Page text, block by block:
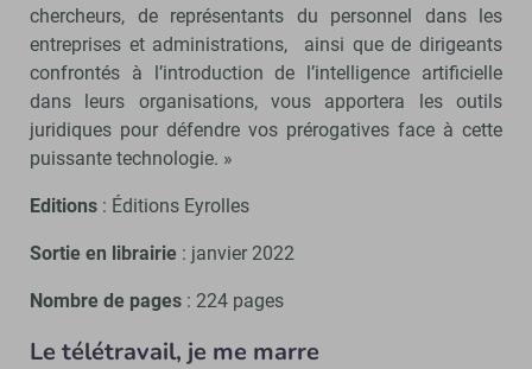
chercheurs, de représentants du personnel dans les
entreprises et administrations, ainsi que de dirigeants
confrontés à l’introduction de l’intelligence artificielle
dans leurs organisations, vous apportera les outils
juridiques pour défendre vos prérogatives face à cette
puissante technologie. »
Editions : Éditions Eyrolles
Sortie en librairie : janvier 2022
Nombre de pages : 224 pages
Le télétravail, je me marre